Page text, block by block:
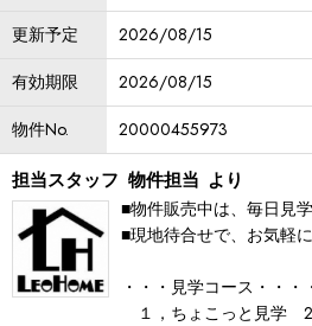
更新予定
2026/08/15
有効期限
2026/08/15
物件No.
20000455973
担当スタッフ 物件担当 より
■物件販売中は、毎日見
■現地待合せで、お気軽
・・・見学コース・・・
１，ちょこっと見学